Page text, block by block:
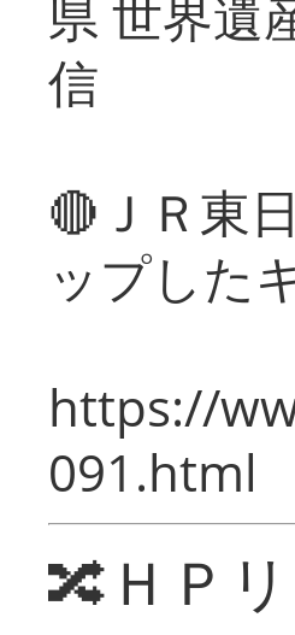
県 世界遺
信
🔴ＪＲ東
ップした
https://
091.html
🔀ＨＰ